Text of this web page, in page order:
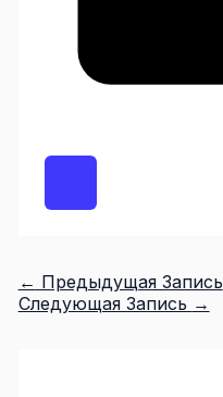
← Предыдущая Запись
Следующая Запись →